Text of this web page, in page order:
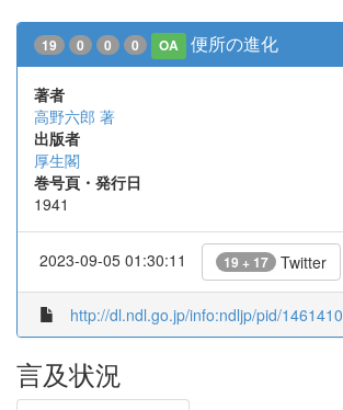
19 0 0 0 OA 便所の進化
著者
高野六郎 著
出版者
厚生閣
巻号頁・発行日
1941
2023-09-05 01:30:11 19 + 17 Twitter
http://dl.ndl.go.jp/info:ndljp/pid/1461410
言及状況